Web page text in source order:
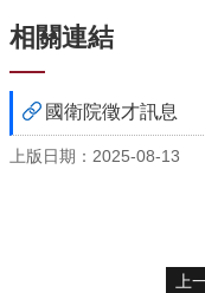
科
院
頁
網
相關連結
國衛院徵才訊息
上版日期：2025-08-13